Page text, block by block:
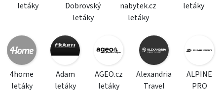
letáky
Dobrovský
letáky
nabytek.cz
letáky
letáky
4home
letáky
Adam
letáky
AGEO.cz
letáky
Alexandria
Travel
ALPINE
PRO